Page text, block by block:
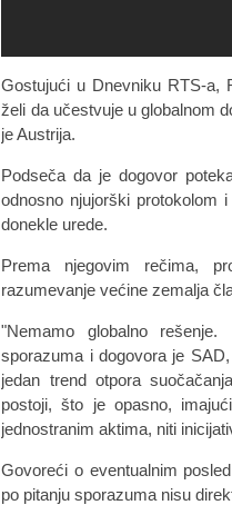
Gostujući u Dnevniku RTS-a,
želi da učestvuje u globalnom
je Austrija.
Podseča da je dogovor
odnosno njujorški protokolom
donekle urede.
Prema njegovim rečima,
razumevanje većine zemalja
"Nemamo globalno
sporazuma i dogovora je
jedan trend otpora
postoji, što je opasno,
jednostranim aktima, niti
Govoreći o eventualnim
po pitanju sporazuma nisu